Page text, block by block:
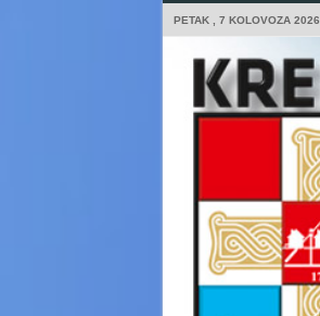
PETAK , 7 KOLOVOZA 2026